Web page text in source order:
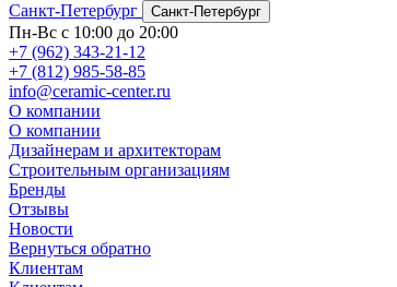
Санкт-Петербург
Санкт-Петербург
Пн-Вс с 10:00 до 20:00
+7 (962) 343-21-12
+7 (812) 985-58-85
info@ceramic-center.ru
О компании
О компании
Дизайнерам и архитекторам
Строительным организациям
Бренды
Отзывы
Новости
Вернуться обратно
Клиентам